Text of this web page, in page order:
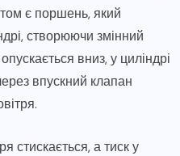
є поршень, який
створюючи змінний
вниз, у циліндрі
впускний клапан
стискається, а тиск у